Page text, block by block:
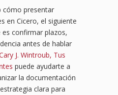
cómo presentar
en Cicero, el siguiente
confirmar plazos,
antes de hablar
J. Wintroub, Tus
puede ayudarte a
la documentación
clara para